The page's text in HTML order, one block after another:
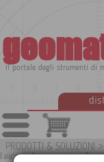
Il portale degli strumenti di
PRODOTTI & SOLUZIONI >
Leica>Accessori per Serie